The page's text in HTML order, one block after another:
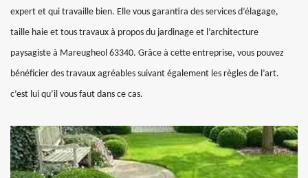
expert et qui travaille bien. Elle vous garantira des services d’élagage,
taille haie et tous travaux à propos du jardinage et l’architecture
paysagiste à Mareugheol 63340. Grâce à cette entreprise, vous pouvez
bénéficier des travaux agréables suivant également les règles de l’art.
c’est lui qu’il vous faut dans ce cas.